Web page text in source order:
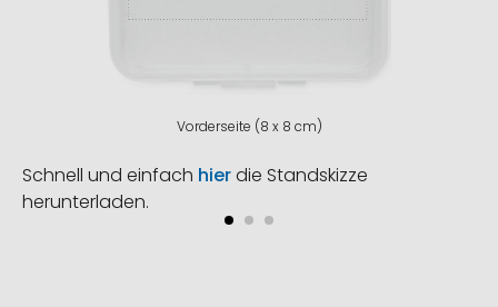
Vorderseite (8 x 8 cm)
Schnell und einfach hierdie Standskizze
herunterladen.